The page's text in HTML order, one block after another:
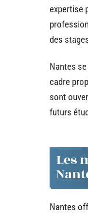
expertise
des
Nantes
cadre
sont
futurs
Les
Nantes